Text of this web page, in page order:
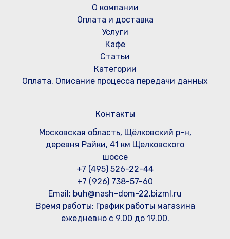
О компании
Оплата и доставка
Услуги
Кафе
Статьи
Категории
Оплата. Описание процесса передачи данных
Контакты
Московская область, Щёлковский р-н,
деревня Райки, 41 км Щелковского
шоссе
+7 (495) 526-22-44
+7 (926) 738-57-60
Email: buh@nash-dom-22.bizml.ru
Время работы: График работы магазина
ежедневно с 9.00 до 19.00.